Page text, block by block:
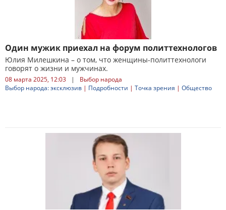
Один мужик приехал на форум политтехнологов
Юлия Милешкина – о том, что женщины-политтехнологи
говорят о жизни и мужчинах.
08 марта 2025, 12:03 |
Выбор народа
Выбор народа: эксклюзив | Подробности | Точка зрения | Общество